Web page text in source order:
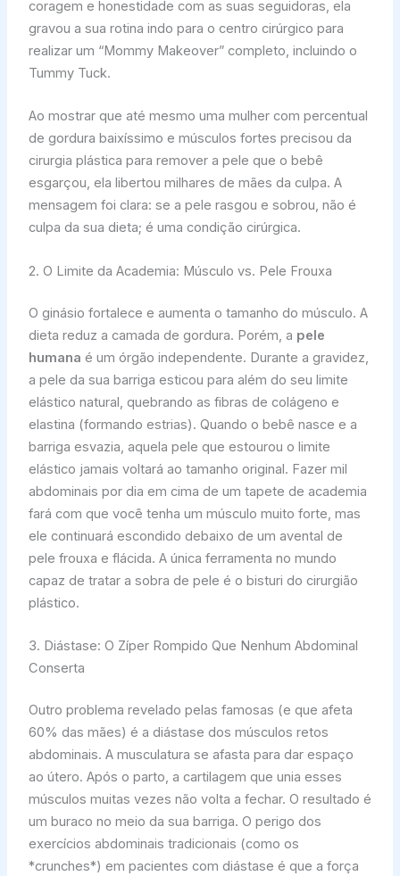
coragem e honestidade com as suas seguidoras, ela
gravou a sua rotina indo para o centro cirúrgico para
realizar um “Mommy Makeover” completo, incluindo o
Tummy Tuck.
Ao mostrar que até mesmo uma mulher com percentual
de gordura baixíssimo e músculos fortes precisou da
cirurgia plástica para remover a pele que o bebê
esgarçou, ela libertou milhares de mães da culpa. A
mensagem foi clara: se a pele rasgou e sobrou, não é
culpa da sua dieta; é uma condição cirúrgica.
2. O Limite da Academia: Músculo vs. Pele Frouxa
O ginásio fortalece e aumenta o tamanho do músculo. A
dieta reduz a camada de gordura. Porém, a pele
humana é um órgão independente. Durante a gravidez,
a pele da sua barriga esticou para além do seu limite
elástico natural, quebrando as fibras de colágeno e
elastina (formando estrias). Quando o bebê nasce e a
barriga esvazia, aquela pele que estourou o limite
elástico jamais voltará ao tamanho original. Fazer mil
abdominais por dia em cima de um tapete de academia
fará com que você tenha um músculo muito forte, mas
ele continuará escondido debaixo de um avental de
pele frouxa e flácida. A única ferramenta no mundo
capaz de tratar a sobra de pele é o bisturi do cirurgião
plástico.
3. Diástase: O Zíper Rompido Que Nenhum Abdominal
Conserta
Outro problema revelado pelas famosas (e que afeta
60% das mães) é a diástase dos músculos retos
abdominais. A musculatura se afasta para dar espaço
ao útero. Após o parto, a cartilagem que unia esses
músculos muitas vezes não volta a fechar. O resultado é
um buraco no meio da sua barriga. O perigo dos
exercícios abdominais tradicionais (como os
*crunches*) em pacientes com diástase é que a força